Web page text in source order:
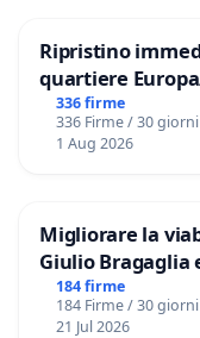
Ripristino
quartiere
336 firme
336 Firme / 30 giorni
1 Aug 2026
Migliorare la
Giulio Bragaglia
ROMA
184 firme
184 Firme / 30 giorni
21 Jul 2026